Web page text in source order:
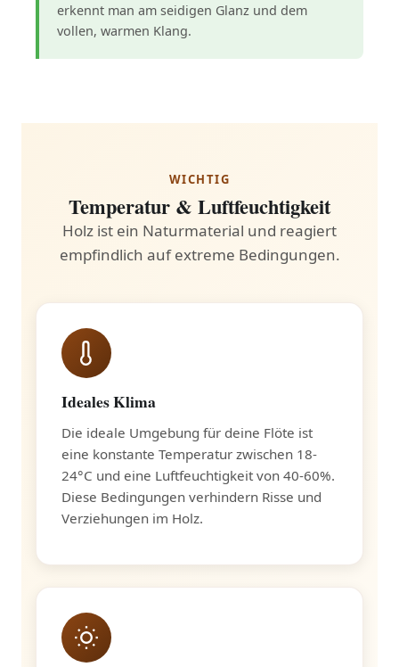
erkennt man am seidigen Glanz und dem
vollen, warmen Klang.
WICHTIG
Temperatur & Luftfeuchtigkeit
Holz ist ein Naturmaterial und reagiert
empfindlich auf extreme Bedingungen.
Ideales Klima
Die ideale Umgebung für deine Flöte ist
eine konstante Temperatur zwischen 18-
24°C und eine Luftfeuchtigkeit von 40-60%.
Diese Bedingungen verhindern Risse und
Verziehungen im Holz.